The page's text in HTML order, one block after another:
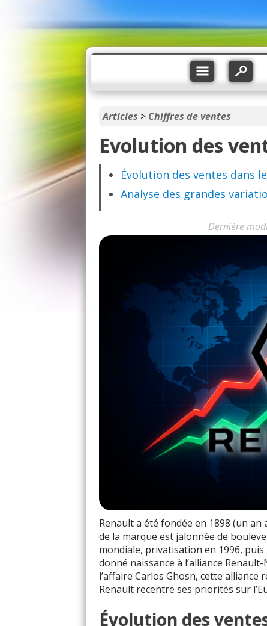
Articles > Chiffres de ventes
Evolution des
Évolution des ventes dans
Analyse des grandes
Dernière
Renault a été fondée en 1898 (un
de la marque est jalonnée de
mondiale, privatisation en 1996,
donné naissance à l’alliance
l’affaire Carlos Ghosn, cette
Renault recentre ses priorités sur
Évolution des